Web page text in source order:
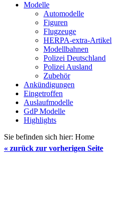
Modelle
Automodelle
Figuren
Flugzeuge
HERPA-extra-Artikel
Modellbahnen
Polizei Deutschland
Polizei Ausland
Zubehör
Ankündigungen
Eingetroffen
Auslaufmodelle
GdP Modelle
Highlights
Sie befinden sich hier: Home
« zurück zur vorherigen Seite